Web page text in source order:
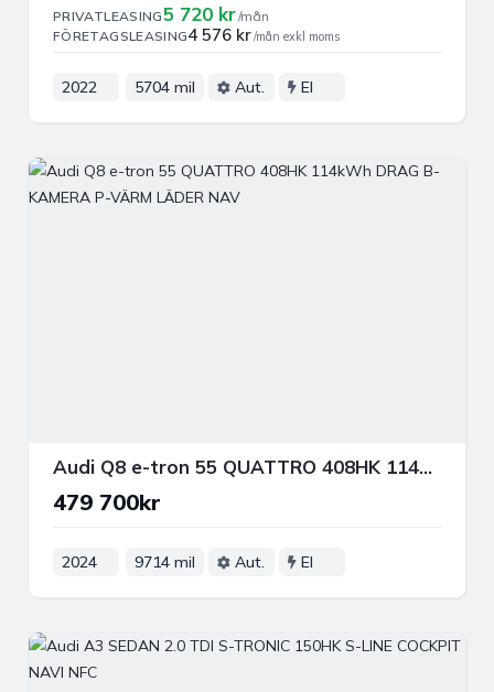
PRIVATLEASING5 720 kr/mån
FÖRETAGSLEASING4 576 kr/mån exkl moms
2022 5704 mil Aut. El
Audi Q8 e-tron 55 QUATTRO 408HK 114kWh DRAG B-KAMERA P-VÄRM LÄDER NAV
479 700kr
2024 9714 mil Aut. El